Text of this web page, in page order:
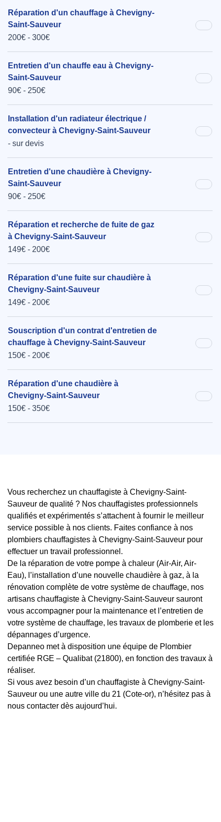
Réparation d'un chauffage à Chevigny-
Saint-Sauveur
200€ - 300€
Entretien d'un chauffe eau à Chevigny-
Saint-Sauveur
90€ - 250€
Installation d'un radiateur électrique /
convecteur à Chevigny-Saint-Sauveur
- sur devis
Entretien d'une chaudière à Chevigny-
Saint-Sauveur
90€ - 250€
Réparation et recherche de fuite de gaz
à Chevigny-Saint-Sauveur
149€ - 200€
Réparation d'une fuite sur chaudière à
Chevigny-Saint-Sauveur
149€ - 200€
Souscription d'un contrat d'entretien de
chauffage à Chevigny-Saint-Sauveur
150€ - 200€
Réparation d'une chaudière à
Chevigny-Saint-Sauveur
150€ - 350€
Vous recherchez un chauffagiste à Chevigny-Saint-
Sauveur de qualité ? Nos chauffagistes professionnels
qualifiés et expérimentés s’attachent à fournir le meilleur
service possible à nos clients. Faites confiance à nos
plombiers chauffagistes à Chevigny-Saint-Sauveur pour
effectuer un travail professionnel.
De la réparation de votre pompe à chaleur (Air-Air, Air-
Eau), l’installation d’une nouvelle chaudière à gaz, à la
rénovation complète de votre système de chauffage, nos
artisans chauffagiste à Chevigny-Saint-Sauveur sauront
vous accompagner pour la maintenance et l’entretien de
votre système de chauffage, les travaux de plomberie et les
dépannages d’urgence.
Depanneo met à disposition une équipe de Plombier
certifiée RGE – Qualibat (21800), en fonction des travaux à
réaliser.
Si vous avez besoin d’un chauffagiste à Chevigny-Saint-
Sauveur ou une autre ville du 21 (Cote-or), n’hésitez pas à
nous contacter dès aujourd’hui.